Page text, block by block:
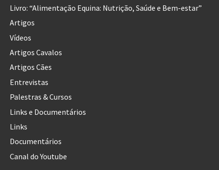
Livro: “Alimentação Equina: Nutrição, Saúde e Bem-estar”
Artigos
Vídeos
Artigos Cavalos
Artigos Cães
Entrevistas
Palestras & Cursos
Links e Documentários
Links
Documentários
Canal do Youtube